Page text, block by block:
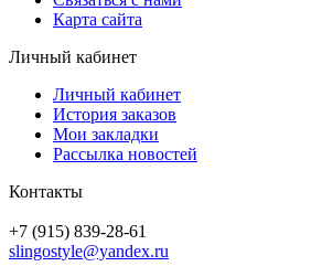
Карта сайта
Личный кабинет
Личный кабинет
История заказов
Мои закладки
Рассылка новостей
Контакты
+7 (915) 839-28-61
slingostyle@yandex.ru